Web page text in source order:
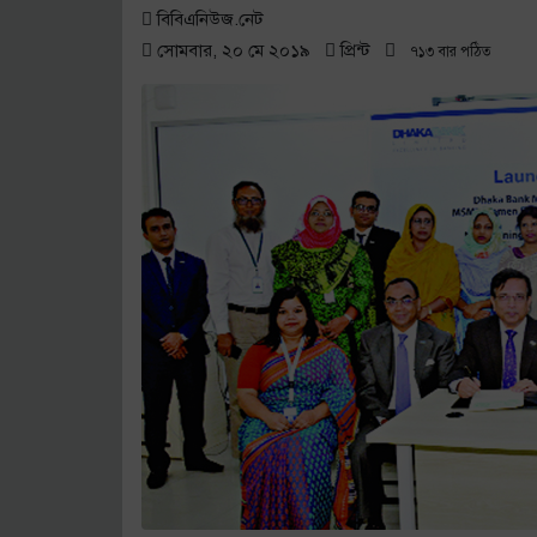
প্রোটেক্টিভ লাইফের সঙ্গে হলিডে ইন ঢাকা সিটি
বীমা মার্কেটিংয়ের যাদুকর এস আর খানের
বিবিএনিউজ.নেট
সোমবার, ২০ মে ২০১৯
প্রিন্ট ৭১৩ বার পঠিত